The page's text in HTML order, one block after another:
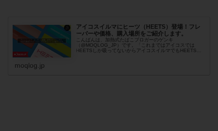
アイコスイルマにヒーツ（HEETS）登場！フレ
ーバーや価格、購入場所をご紹介します。
こんばんは、加熱式たばこブロガーのゲンキ
（@MOQLOG_JP）です。「これまではアイコスでは
HEETSしか吸ってないからアイコスイルマでもHEETSを
moqlog.jp